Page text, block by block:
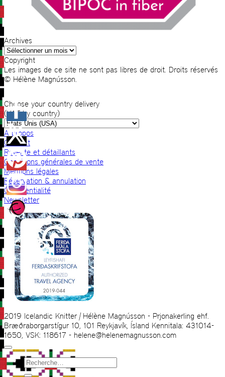
Archives
Archives
Copyright
Les images de ce site ne sont pas libres de droit. Droits réservés
© Hélène Magnússon.
Choose your country delivery
(VAT by country)
A propos
Contact
Revente et détaillants
Conditions générales de vente
Mentions légales
Réservation & annulation
Confidentialité
Newsletter
2019 Icelandic Knitter | Hélène Magnússon - Prjonakerling ehf.
Bræðraborgarstígur 10, 101 Reykjavík, Ísland Kennitala: 431014-
1650, VSK: 118617 - helene@helenemagnusson.com
Recherche
pour :